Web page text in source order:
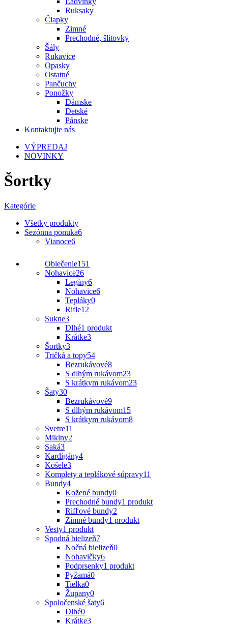
Ruksaky
Čiapky
Zimné
Prechodné, šlitovky
Šály
Rukavice
Opasky
Ostatné
Pančuchy
Ponožky
Dámske
Detské
Pánske
Kontaktujte nás
VÝPREDAJ
NOVINKY
Šortky
Kategórie
Všetky produkty
Sezónna ponuka6
Vianoce6
Oblečenie151
Nohavice26
Legíny6
Nohavice6
Tepláky0
Rifle12
Sukne3
Dlhé1 produkt
Krátke3
Šortky3
Tričká a topy54
Bezrukávové8
S dlhým rukávom23
S krátkym rukávom23
Šaty30
Bezrukávové9
S dlhým rukávom15
S krátkym rukávom8
Svetre11
Mikiny2
Saká3
Kardigány4
Košele3
Komplety a teplákové súpravy11
Bundy4
Kožené bundy0
Prechodné bundy1 produkt
Rifľové bundy2
Zimné bundy1 produkt
Vesty1 produkt
Spodná bielizeň7
Nočná bielizeň0
Nohavičky6
Podprsenky1 produkt
Pyžamá0
Tielka0
Župany0
Spoločenské šaty6
Dlhé0
Krátke3